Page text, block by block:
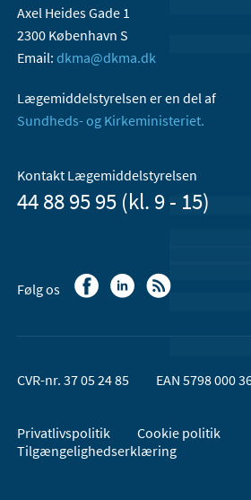
Axel Heides Gade 1
2300 København S
Email: dkma@dkma.dk
Lægemiddelstyrelsen er en del af
Sundheds- og Kirkeministeriet.
Kontakt Lægemiddelstyrelsen
44 88 95 95 (kl. 9 - 15)
Følg os
CVR-nr. 37 05 24 85 EAN 5798 000
Privatlivspolitik
Cookie politik
Tilgængelighedserklæring